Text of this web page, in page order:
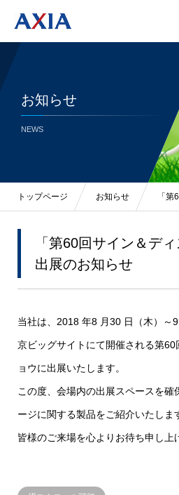
お知らせ
NEWS
トップページ お知らせ 「
「第60回サイン＆デ
出展のお知らせ
当社は、2018 年8 月30 日（木）～
京ビッグサイトにて開催される第
ョウに出展いたします。
この度、会場内の出展スペースを確
ージに関する製品をご紹介いたしま
皆様のご来場を心よりお待ち申し上
太陽光発電
LED照明
会社概要